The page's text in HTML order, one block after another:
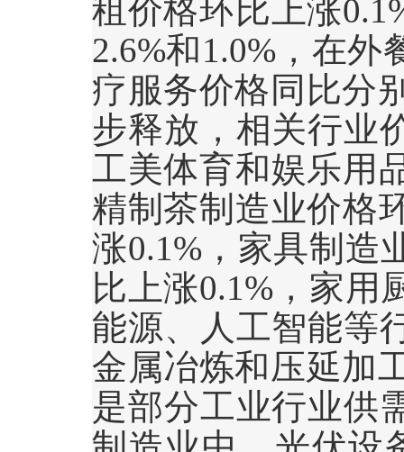
租价格环比上涨
2.6%和1.0%，在外
疗服务价格同比分
步释放，相关行业
工美体育和娱乐用
精制茶制造业价格
涨0.1%，家具制造
比上涨0.1%，家用
能源、人工智能等
金属冶炼和压延加
是部分工业行业供